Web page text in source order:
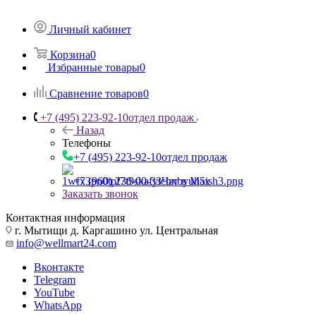
Личный кабинет
Корзина0
Избранные товары0
Сравнение товаров0
+7 (495) 223-92-10отдел продаж
Назад
Телефоны
+7 (495) 223-92-10отдел продаж
+7 (960) 230-00-33Чат в Max
Заказать звонок
Контактная информация
г. Мытищи д. Каргашино ул. Центральная
info@wellmart24.com
Вконтакте
Telegram
YouTube
WhatsApp